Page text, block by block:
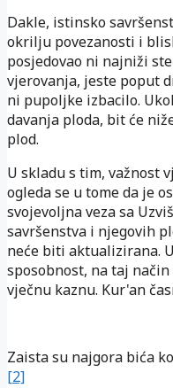
Dakle, istinsko
okrilju povezanosti i
posjedovao ni najniži
vjerovanja, jeste poput
ni pupoljke izbacilo.
davanja ploda, bit će
plod.
U skladu s tim, važnost
ogleda se u tome da je
svojevoljna veza sa
savršenstva i njegovih
neće biti aktualizirana.
sposobnost, na taj
vječnu kaznu. Kur'an
Zaista su najgora bića
[2]